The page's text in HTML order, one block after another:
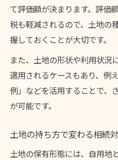
て評価額が決まります。評価
税も軽減されるので、土地の
握しておくことが大切です。
また、土地の形状や利用状況
適用されるケースもあり、例
例」などを活用することで、
が可能です。
土地の持ち方で変わる相続
土地の保有形態には、自用地